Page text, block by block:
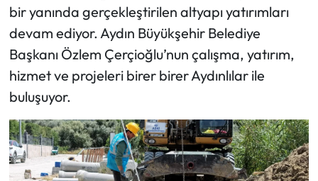
bir yanında gerçekleştirilen altyapı yatırımları
devam ediyor. Aydın Büyükşehir Belediye
Başkanı Özlem Çerçioğlu’nun çalışma, yatırım,
hizmet ve projeleri birer birer Aydınlılar ile
buluşuyor.